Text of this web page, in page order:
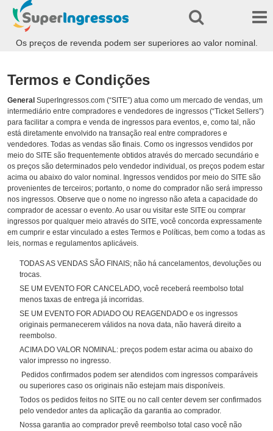
Os preços de revenda podem ser superiores ao valor nominal.
Termos e Condições
General SuperIngressos.com (“SITE”) atua como um mercado de vendas, um
intermediário entre compradores e vendedores de ingressos (“Ticket Sellers”)
para facilitar a compra e venda de ingressos para eventos, e, como tal, não
está diretamente envolvido na transação real entre compradores e
vendedores. Todas as vendas são finais. Como os ingressos vendidos por
meio do SITE são frequentemente obtidos através do mercado secundário e
os preços são determinados pelo vendedor individual, os preços podem estar
acima ou abaixo do valor nominal. Ingressos vendidos por meio do SITE são
provenientes de terceiros; portanto, o nome do comprador não será impresso
nos ingressos. Observe que o nome no ingresso não afeta a capacidade do
comprador de acessar o evento. Ao usar ou visitar este SITE ou comprar
ingressos por qualquer meio através do SITE, você concorda expressamente
em cumprir e estar vinculado a estes Termos e Políticas, bem como a todas as
leis, normas e regulamentos aplicáveis.
TODAS AS VENDAS SÃO FINAIS; não há cancelamentos, devoluções ou
trocas.
SE UM EVENTO FOR CANCELADO, você receberá reembolso total
menos taxas de entrega já incorridas.
SE UM EVENTO FOR ADIADO OU REAGENDADO e os ingressos
originais permanecerem válidos na nova data, não haverá direito a
reembolso.
ACIMA DO VALOR NOMINAL: preços podem estar acima ou abaixo do
valor impresso no ingresso.
Pedidos confirmados podem ser atendidos com ingressos comparáveis
ou superiores caso os originais não estejam mais disponíveis.
Todos os pedidos feitos no SITE ou no call center devem ser confirmados
pelo vendedor antes da aplicação da garantia ao comprador.
Nossa garantia ao comprador prevê reembolso total caso você não